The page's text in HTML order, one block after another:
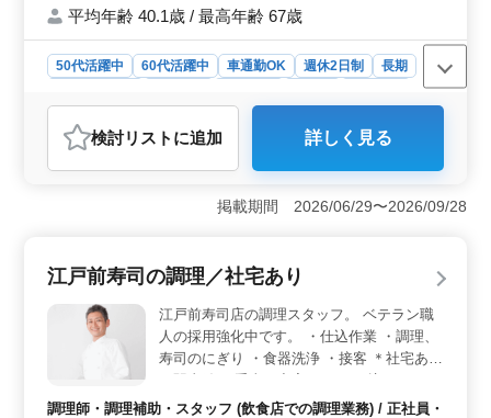
平均年齢 40.1歳 / 最高年齢 67歳
50代活躍中 60代活躍中 車通勤OK 週休2日制
長期
調理師・調理補助・スタッフ
おすすめポイント
＜安定した環境＞ 週休2日制を導入しているため、無理
なく働きやすい環境です。賞与も年2回支給。安定した収
入を得られる点が大きな魅力です。 ＜生活面での安
遠方からの応募者や新たに環境を変えて働きたい方にと
っても安心できる条件です。 ＜経験を活かせる＞
現在も60歳以上のベテラン料理人が活躍中で、年齢に関
わらず調理経験を活かし即戦力として活躍していただけ
る職場です。寿司を中心とした和食調理に携わり、培っ
てきた技術を存分に発揮できます。
検討リスト に追加 詳しく見る
掲載期間 2026/06/29〜2026/09/28
江戸前寿司の調理／社宅あり
江戸前寿司店の調理スタッフ。 ベテラン職
人の採用強化中です。 ・仕込作業 ・調理、
寿司のにぎり ・食器洗浄 ・接客 ＊社宅あり
調理スキルを活かしてみませんか？
調理師・調理補助・スタッフ (飲食店での調理業務) / 正社員・